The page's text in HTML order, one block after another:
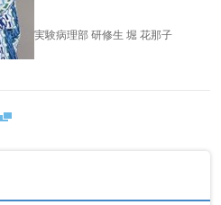
実験病理部 研修生 堀 花那子